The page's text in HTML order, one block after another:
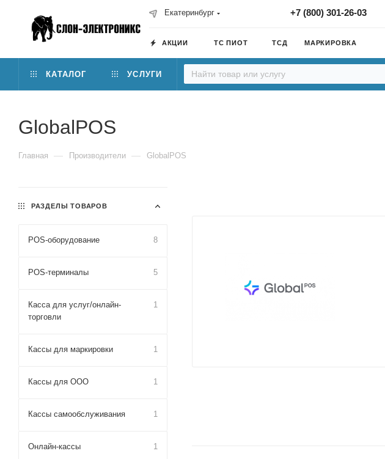
Екатеринбург +7 (800) 301-26-03
АКЦИИ ТС ПИОТ ТСД МАРКИРОВКА
КАТАЛОГ УСЛУГИ
GlobalPOS
Главная — Производители — GlobalPOS
РАЗДЕЛЫ ТОВАРОВ
POS-оборудование 8
POS-терминалы 5
Касса для услуг/онлайн-
торговли
1
Кассы для маркировки 1
Кассы для ООО 1
Кассы самообслуживания 1
Онлайн-кассы 1